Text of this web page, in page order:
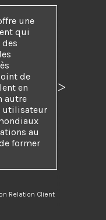
une
qui
de
en
autre
utilisateur
au
former
Relation Client
Suivant